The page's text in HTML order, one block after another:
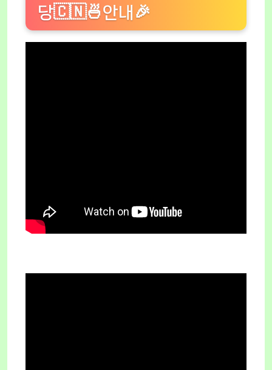
당🇨🇳🍜안내🎉